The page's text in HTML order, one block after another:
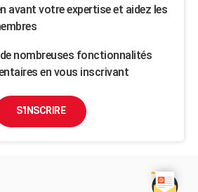
avant votre expertise et aidez les
nombreuses fonctionnalités
en vous inscrivant
S'INSCRIRE